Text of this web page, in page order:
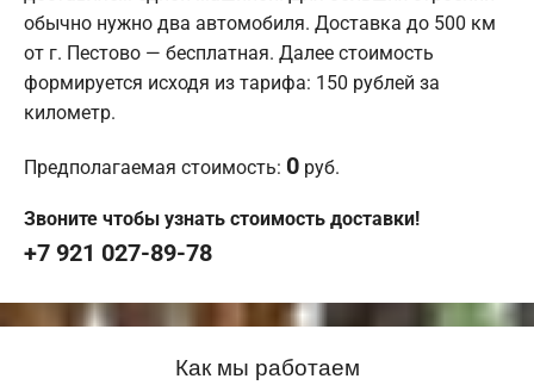
обычно нужно два автомобиля. Доставка до 500 км
от г. Пестово — бесплатная. Далее стоимость
формируется исходя из тарифа: 150 рублей за
километр.
Предполагаемая стоимость: 0 руб.
Звоните чтобы узнать стоимость доставки!
+7 921 027-89-78
Как мы работаем